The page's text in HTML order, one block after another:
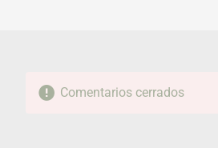
Comentarios cerrados